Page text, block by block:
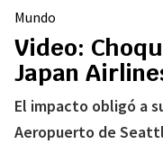
Mundo
Video:
Japan
El impacto obligó a
Aeropuerto de